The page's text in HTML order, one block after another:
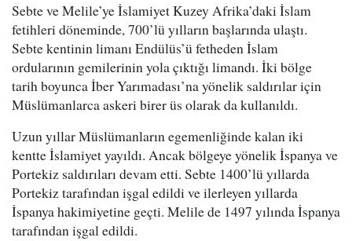
Sebte ve Melile’ye İslamiyet Kuzey Afrika’daki İslam
fetihleri döneminde, 700’lü yılların başlarında ulaştı.
Sebte kentinin limanı Endülüs’ü fetheden İslam
ordularının gemilerinin yola çıktığı limandı. İki bölge
tarih boyunca İber Yarımadası’na yönelik saldırılar için
Müslümanlarca askeri birer üs olarak da kullanıldı.
Uzun yıllar Müslümanların egemenliğinde kalan iki
kentte İslamiyet yayıldı. Ancak bölgeye yönelik İspanya ve
Portekiz saldırıları devam etti. Sebte 1400’lü yıllarda
Portekiz tarafından işgal edildi ve ilerleyen yıllarda
İspanya hakimiyetine geçti. Melile de 1497 yılında İspanya
tarafından işgal edildi.